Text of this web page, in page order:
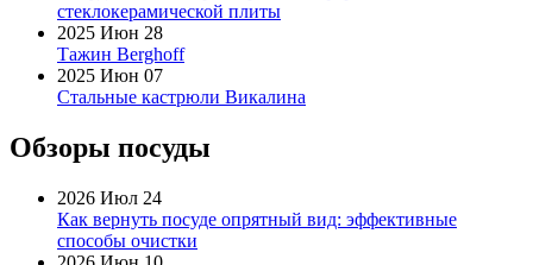
стеклокерамической плиты
2025 Июн 28
Тажин Berghoff
2025 Июн 07
Стальные кастрюли Викалина
Обзоры посуды
2026 Июл 24
Как вернуть посуде опрятный вид: эффективные
способы очистки